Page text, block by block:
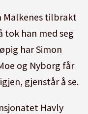
Malkenes tilbrakt
tok han med seg
har Simon
og Nyborg får
gjenstår å se.
Havly